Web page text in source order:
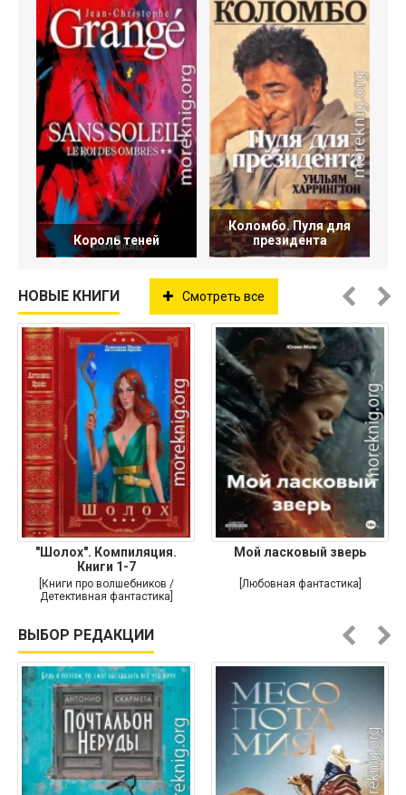
Король теней
Коломбо. Пуля для
президента
НОВЫЕ КНИГИ Смотреть все
"Шолох". Компиляция.
Книги 1-7
[Книги про волшебников /
Детективная фантастика]
Мой ласковый зверь
[Любовная фантастика]
ВЫБОР РЕДАКЦИИ